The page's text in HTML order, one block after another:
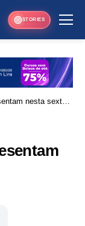
STORIES
nesta sexta